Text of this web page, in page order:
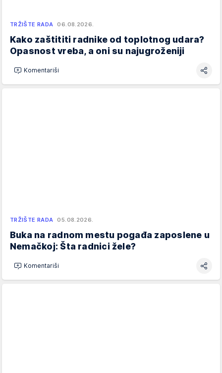
TRŽIŠTE RADA 06.08.2026.
Kako zaštititi radnike od toplotnog udara?
Opasnost vreba, a oni su najugroženiji
Komentariši
TRŽIŠTE RADA 05.08.2026.
Buka na radnom mestu pogađa zaposlene u
Nemačkoj: Šta radnici žele?
Komentariši